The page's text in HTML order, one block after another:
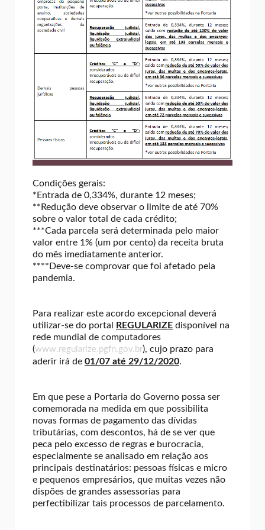
Condições gerais:
*Entrada de 0,334%, durante 12 meses;
**Redução deve observar o limite de até 70%
sobre o valor total de cada crédito;
***Cada parcela será determinada pelo maior
valor entre 1% (um por cento) da receita bruta
do mês imediatamente anterior.
****Deve-se comprovar que foi afetado pela
pandemia.
Para realizar este acordo excepcional deverá
utilizar-se do portal
REGULARIZE disponível na
rede mundial de computadores
(www.regularize.pgfn.gov.br), cujo prazo para
aderir irá de 01/07 até 29/12/2020.
Em que pese a Portaria do Governo possa ser
comemorada na medida em que possibilita
novas formas de pagamento das dívidas
tributárias, com descontos, há de se ver que
peca pelo excesso de regras e burocracia,
especialmente se analisado em relação aos
principais destinatários: pessoas físicas e micro
e pequenos empresários, que muitas vezes não
dispões de grandes assessorias para
perfectibilizar tais processos de parcelamento.